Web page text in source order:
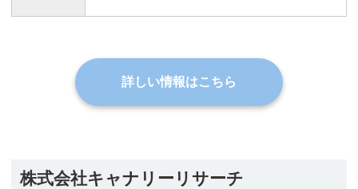
詳しい情報はこちら
株式会社キャナリーリサーチ